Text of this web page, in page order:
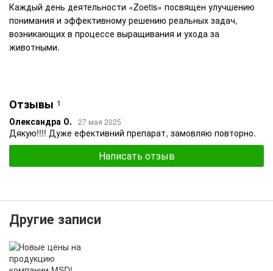
Каждый день деятельности «Zoetis» посвящен улучшению
понимания и эффективному решению реальных задач,
возникающих в процессе выращивания и ухода за
животными.
Отзывы 1
Олександра О. 27 мая 2025
Дякую!!!! Дуже ефективний препарат, замовляю повторно.
Написать отзыв
Другие записи